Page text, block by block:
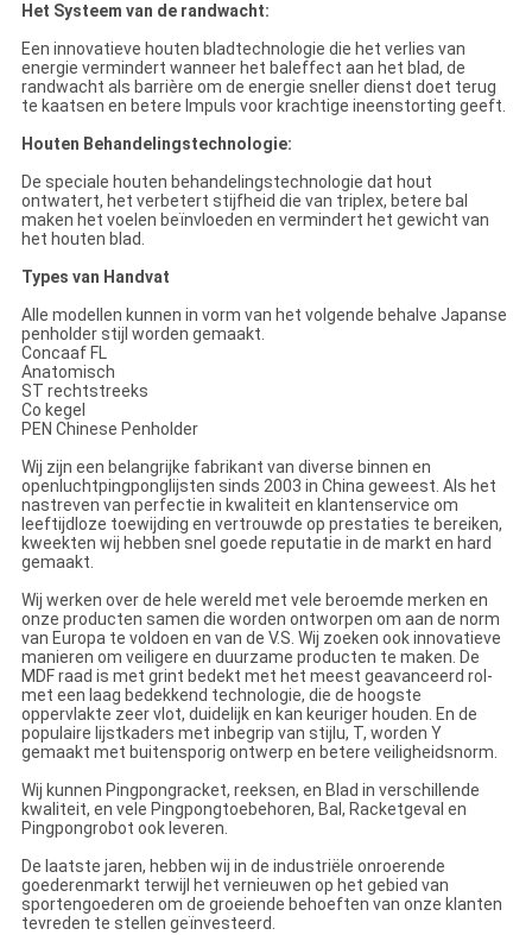
Het Systeem van de randwacht:
Een innovatieve houten bladtechnologie die het verlies van
energie vermindert wanneer het baleffect aan het blad, de
randwacht als barrière om de energie sneller dienst doet terug
te kaatsen en betere Impuls voor krachtige ineenstorting geeft.
Houten Behandelingstechnologie:
De speciale houten behandelingstechnologie dat hout
ontwatert, het verbetert stijfheid die van triplex, betere bal
maken het voelen beïnvloeden en vermindert het gewicht van
het houten blad.
Types van Handvat
Alle modellen kunnen in vorm van het volgende behalve Japanse
penholder stijl worden gemaakt.
Concaaf FL
Anatomisch
ST rechtstreeks
Co kegel
PEN Chinese Penholder
Wij zijn een belangrijke fabrikant van diverse binnen en
openluchtpingponglijsten sinds 2003 in China geweest. Als het
nastreven van perfectie in kwaliteit en klantenservice om
leeftijdloze toewijding en vertrouwde op prestaties te bereiken,
kweekten wij hebben snel goede reputatie in de markt en hard
gemaakt.
Wij werken over de hele wereld met vele beroemde merken en
onze producten samen die worden ontworpen om aan de norm
van Europa te voldoen en van de V.S. Wij zoeken ook innovatieve
manieren om veiligere en duurzame producten te maken. De
MDF raad is met grint bedekt met het meest geavanceerd rol-
met een laag bedekkend technologie, die de hoogste
oppervlakte zeer vlot, duidelijk en kan keuriger houden. En de
populaire lijstkaders met inbegrip van stijlu, T, worden Y
gemaakt met buitensporig ontwerp en betere veiligheidsnorm.
Wij kunnen Pingpongracket, reeksen, en Blad in verschillende
kwaliteit, en vele Pingpongtoebehoren, Bal, Racketgeval en
Pingpongrobot ook leveren.
De laatste jaren, hebben wij in de industriële onroerende
goederenmarkt terwijl het vernieuwen op het gebied van
sportengoederen om de groeiende behoeften van onze klanten
tevreden te stellen geïnvesteerd.